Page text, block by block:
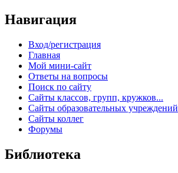
Навигация
Вход/регистрация
Главная
Мой мини-сайт
Ответы на вопросы
Поиск по сайту
Сайты классов, групп, кружков...
Сайты образовательных учреждений
Сайты коллег
Форумы
Библиотека